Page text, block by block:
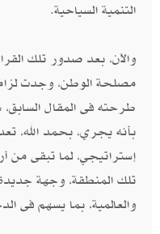
التنمية السياحية.
والآن، بعد صدور تلك
مصلحة الوطن، وجدت
طرحته فى المقال السابق،
بأنه يجري، بحمد الله،
إستراتيجي، لما تبقى من
تلك المنطقة، وجهة
والعالمية، بما يسهم فى